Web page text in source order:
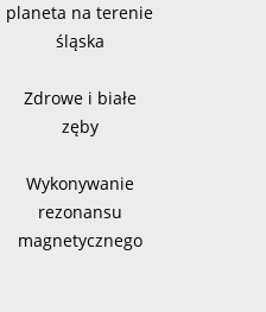
planeta na terenie
śląska
Zdrowe i białe
zęby
Wykonywanie
rezonansu
magnetycznego